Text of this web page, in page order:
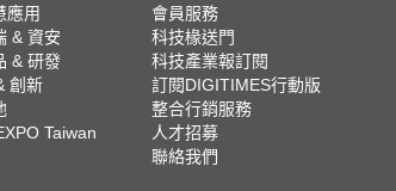
應用
& 資安
& 研發
創新
Taiwan
會員服務
科技椽送門
科技產業報訂閱
訂閱DIGITIMES行動版
整合行銷服務
人才招募
聯絡我們